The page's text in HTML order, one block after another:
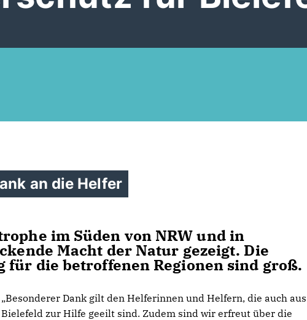
an die Helfer
im Süden von NRW und in
Macht der Natur gezeigt. Die
die betroffenen Regionen sind groß.
Besonderer Dank gilt den Helferinnen und Helfern, die auch aus
Bielefeld zur Hilfe geeilt sind. Zudem sind wir erfreut über die